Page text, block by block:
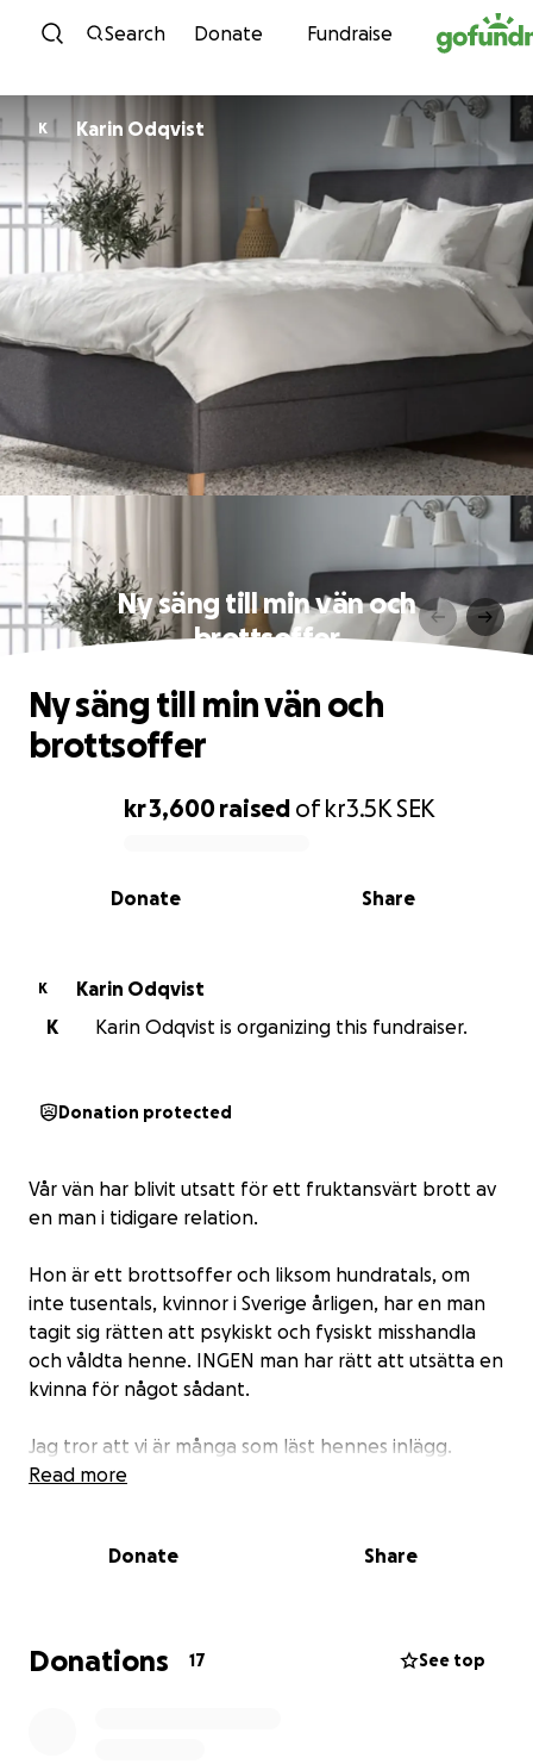
Skip to content
Search Donate Fundraise
K Karin Odqvist
Ny säng till min vän och
brottsoffer
0% complete
kr 3,600 raised ofkr3.5KSEK
Share
Donate
Ny säng till min vän och
brottsoffer
K
Karin Odqvist
K
Karin Odqvist is organizing this fundraiser.
Donation protected
Vår vän har blivit utsatt för ett fruktansvärt brott av
en man i tidigare relation.
Hon är ett brottsoffer och liksom hundratals, om
inte tusentals, kvinnor i Sverige årligen, har en man
tagit sig rätten att psykiskt och fysiskt misshandla
och våldta henne. INGEN man har rätt att utsätta en
kvinna för något sådant.
Jag tror att vi är många som läst hennes inlägg.
Modet att prata öppet om det hon fått utstå är
ska kunna köpa en ny säng?
Smått som stort. Tillsammans kan vi hjälpa en kvinna i
Read more
Donate Share
Donations 17 See top